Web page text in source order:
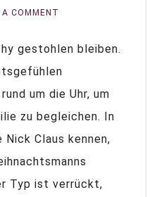
A COMMENT
gestohlen bleiben.
um die Uhr, um
zu begleichen. In
Claus kennen,
Typ ist verrückt,